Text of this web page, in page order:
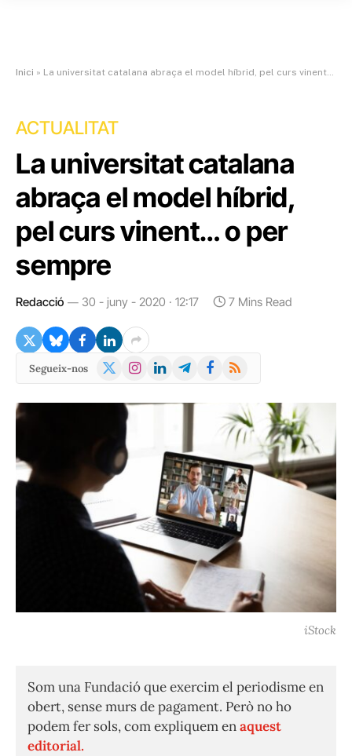
Inici » La universitat catalana abraça el model híbrid, pel curs vinent… o per sempre
ACTUALITAT
La universitat catalana
abraça el model híbrid,
pel curs vinent… o per
sempre
Redacció 30 - juny - 2020 · 12:17 7 Mins Read
Segueix-nos
X
Instagram
LinkedInTelegramFacebook
RSS
iStock
Som una Fundació que exercim el periodisme en
obert, sense murs de pagament. Però no ho
podem fer sols, com expliquem enaquest
editorial.